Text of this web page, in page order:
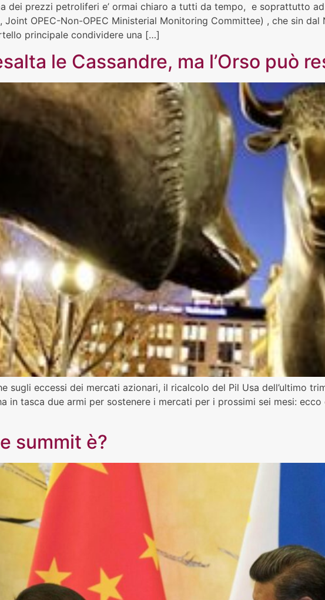
dei prezzi petroliferi e’ ormai chiaro a tutti da tempo, e soprattutto
OPEC-Non-OPEC Ministerial Monitoring Committee) , che sin dal
principale condividere una […]
le Cassandre, ma l’Orso può
sugli eccessi dei mercati azionari, il ricalcolo del Pil Usa dell’ultimo
in tasca due armi per sostenere i mercati per i prossimi sei mesi:
summit è?